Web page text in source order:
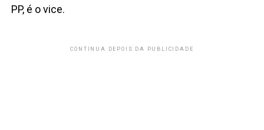
PP, é o vice.
CONTINUA DEPOIS DA PUBLICIDADE